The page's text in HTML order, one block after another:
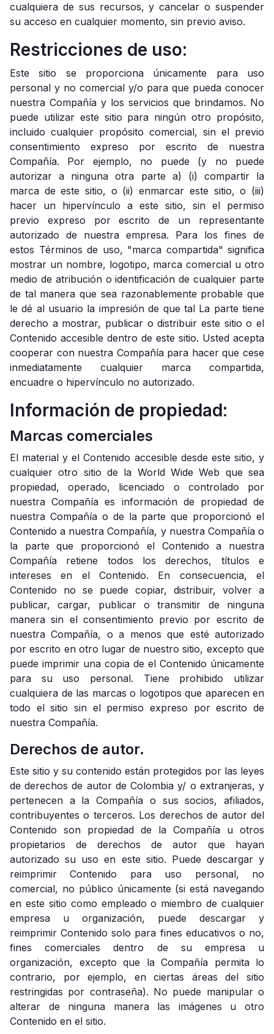
cualquiera de sus recursos, y cancelar o suspender
su acceso en cualquier momento, sin previo aviso.
Restricciones de uso:
Este sitio se proporciona únicamente para uso
personal y no comercial y/o para que pueda conocer
nuestra Compañía y los servicios que brindamos. No
puede utilizar este sitio para ningún otro propósito,
incluido cualquier propósito comercial, sin el previo
consentimiento expreso por escrito de nuestra
Compañía. Por ejemplo, no puede (y no puede
autorizar a ninguna otra parte a) (i) compartir la
marca de este sitio, o (ii) enmarcar este sitio, o (iii)
hacer un hipervínculo a este sitio, sin el permiso
previo expreso por escrito de un representante
autorizado de nuestra empresa. Para los fines de
estos Términos de uso, "marca compartida" significa
mostrar un nombre, logotipo, marca comercial u otro
medio de atribución o identificación de cualquier parte
de tal manera que sea razonablemente probable que
le dé al usuario la impresión de que tal La parte tiene
derecho a mostrar, publicar o distribuir este sitio o el
Contenido accesible dentro de este sitio. Usted acepta
cooperar con nuestra Compañía para hacer que cese
inmediatamente cualquier marca compartida,
encuadre o hipervínculo no autorizado.
Información de propiedad:
Marcas comerciales
El material y el Contenido accesible desde este sitio, y
cualquier otro sitio de la World Wide Web que sea
propiedad, operado, licenciado o controlado por
nuestra Compañía es información de propiedad de
nuestra Compañía o de la parte que proporcionó el
Contenido a nuestra Compañía, y nuestra Compañía o
la parte que proporcionó el Contenido a nuestra
Compañía retiene todos los derechos, títulos e
intereses en el Contenido. En consecuencia, el
Contenido no se puede copiar, distribuir, volver a
publicar, cargar, publicar o transmitir de ninguna
manera sin el consentimiento previo por escrito de
nuestra Compañía, o a menos que esté autorizado
por escrito en otro lugar de nuestro sitio, excepto que
puede imprimir una copia de el Contenido únicamente
para su uso personal. Tiene prohibido utilizar
cualquiera de las marcas o logotipos que aparecen en
todo el sitio sin el permiso expreso por escrito de
nuestra Compañía.
Derechos de autor.
Este sitio y su contenido están protegidos por las leyes
de derechos de autor de Colombia y/ o extranjeras, y
pertenecen a la Compañía o sus socios, afiliados,
contribuyentes o terceros. Los derechos de autor del
Contenido son propiedad de la Compañía u otros
propietarios de derechos de autor que hayan
autorizado su uso en este sitio. Puede descargar y
reimprimir Contenido para uso personal, no
comercial, no público únicamente (si está navegando
en este sitio como empleado o miembro de cualquier
empresa u organización, puede descargar y
reimprimir Contenido solo para fines educativos o no,
fines comerciales dentro de su empresa u
organización, excepto que la Compañía permita lo
contrario, por ejemplo, en ciertas áreas del sitio
restringidas por contraseña). No puede manipular o
alterar de ninguna manera las imágenes u otro
Contenido en el sitio.